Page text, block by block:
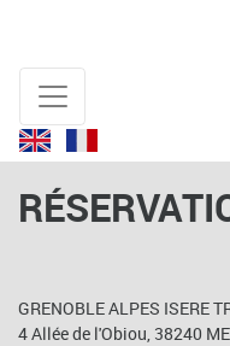
GRENOBLE ALPES ISERE
4 Allée de l'Obiou, 38240